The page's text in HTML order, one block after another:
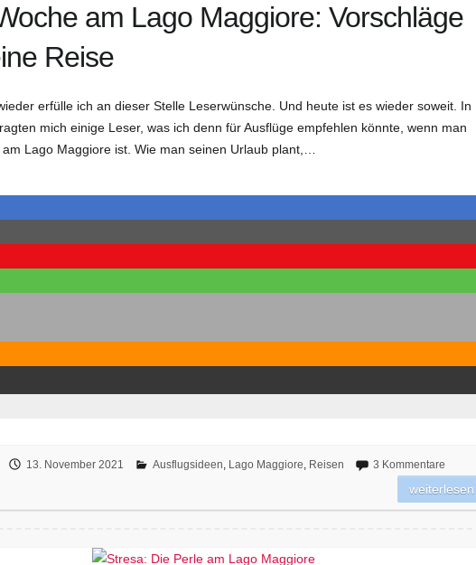
am Lago Maggiore: Vorschläge
Reise
erfülle ich an dieser Stelle Leserwünsche. Und heute ist es wieder soweit. In
mich einige Leser, was ich denn für Ausflüge empfehlen könnte, wenn man
Lago Maggiore ist. Wie man seinen Urlaub plant,…
13. November 2021 Ausflugsideen, Lago Maggiore, Reisen 3 Kommentare
weiterlesen